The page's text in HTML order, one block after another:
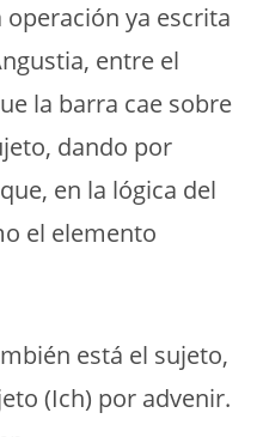
ya escrita
entre el
la barra cae sobre
dando por
en la lógica del
el elemento
está el sujeto,
(Ich) por advenir.